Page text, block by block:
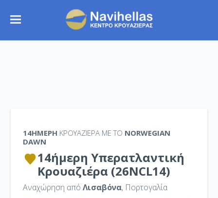
14ΉΜΕΡΗ ΚΡΟΥΑΖΙΕΡΑ ΜΕ ΤΟ NORWEGIAN
DAWN
14ήμερη Υπερατλαντική
Κρουαζιέρα (26NCL14)
Αναχώρηση απόΛισαβόνα, Πορτογαλία